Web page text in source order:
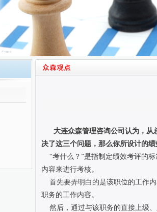
大连众森管理咨询公司认为，
决了这三个问题，那么你所设计的
“考什么？”是指制定绩效考评的
内容来进行考核。
首先要弄明白的是该职位的工作
职务的工作内容。
然后，通过与该职务的直接上级